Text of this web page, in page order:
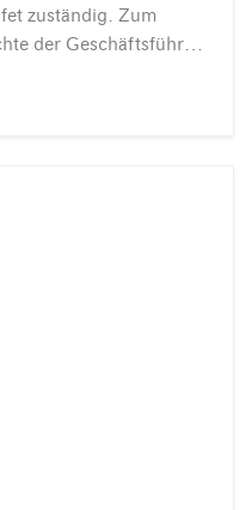
zuständig. Zum
50igsten Geburtstag überreichte der Geschäftsführer Burkhard Scholz und die Direktorin Kathrin Strempel einen großen Präsentkorb mit Lieblingsleckereien vom Geburtstagskind…